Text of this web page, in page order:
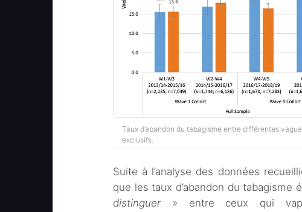
Taux d’abandon du tabagisme entre différentes
exclusifs.
Suite à l’analyse des données
que les taux d’abandon du tabagisme
distinguer » entre ceux qui